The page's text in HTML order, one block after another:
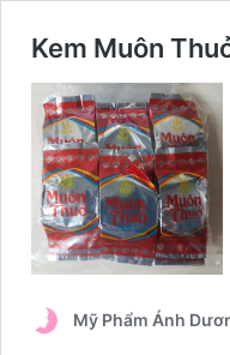
Kem Muôn
Mỹ Phẩm Ánh